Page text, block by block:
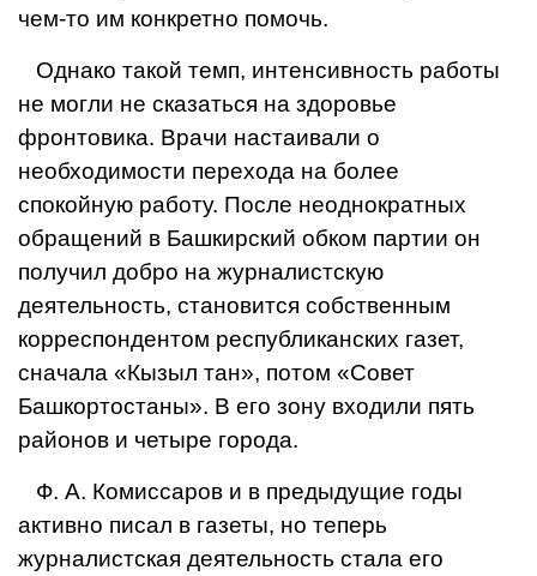
чем-то им конкретно помочь.
Однако такой темп, интенсивность работы
не могли не сказаться на здоровье
фронтовика. Врачи наста­ивали о
необходимости перехода на более
спокойную работу. После не­однократных
обращений в Башкир­ский обком партии он
получил доб­ро на журналистскую
деятельность, становится собственным
корреспон­дентом республиканских газет,
сначала «Кызыл тан», потом «Совет
Башкортостаны». В его зону входи­ли пять
районов и четыре города.
Ф. А. Комиссаров и в предыдущие годы
активно писал в газеты, но те­перь
журналистская деятельность стала его